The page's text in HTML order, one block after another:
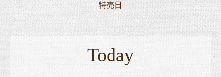
特売日
Today